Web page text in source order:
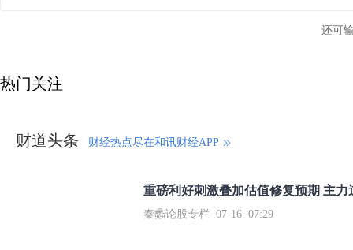
还可
热门关注
财道头条 财经热点尽在和讯财经APP
秦蠡论股专栏 07-16 07:29